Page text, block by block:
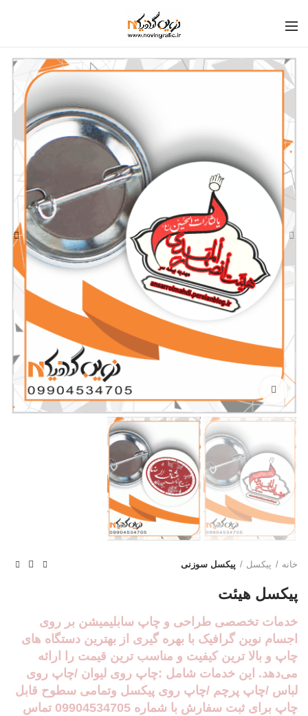
خانه پیکسل پیکسل سوزنی
پیکسل هیئت
خدمات تخصصی طراحی و چاپ سابلیمیشن بر روی
اجسام نوین گرافیک با بهره گیری از بهترین دستگاه های
چاپ و بالا ترین کیفیت و مناسب ترین قيمت را ارائه
می‌دهد. این خدمات شامل :چاپ روی لیوان /چاپ روی
لباس /چاپ پرچم /چاپ روی پیکسل وتمامی سطوح قابل
چاپ برای ثبت سفارش با شماره 09904534705 تماس